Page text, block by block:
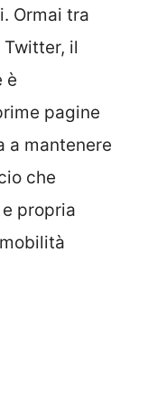
Ormai tra
Twitter, il
è
pagine
a mantenere
che
propria